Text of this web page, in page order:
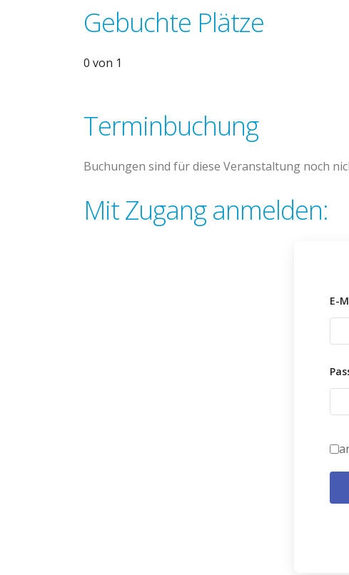
Gebuchte Plätze
0 von 1
Terminbuchung
Buchungen sind für diese Veranstaltung noch
Mit Zugang anmelden:
E-